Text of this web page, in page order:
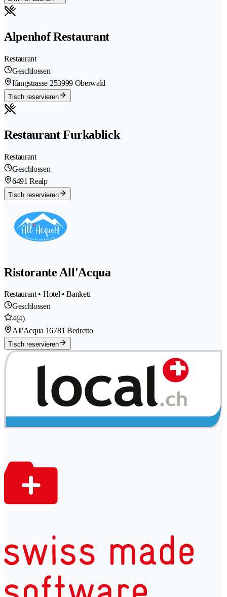
Alpenhof Restaurant
Restaurant
Geschlossen
Ifangstrasse 253999 Oberwald
Tisch reservieren
Restaurant Furkablick
Restaurant
Geschlossen
6491 Realp
Tisch reservieren
Ristorante All'Acqua
Restaurant • Hotel • Bankett
Geschlossen
4(4)
All'Acqua 16781 Bedretto
Tisch reservieren